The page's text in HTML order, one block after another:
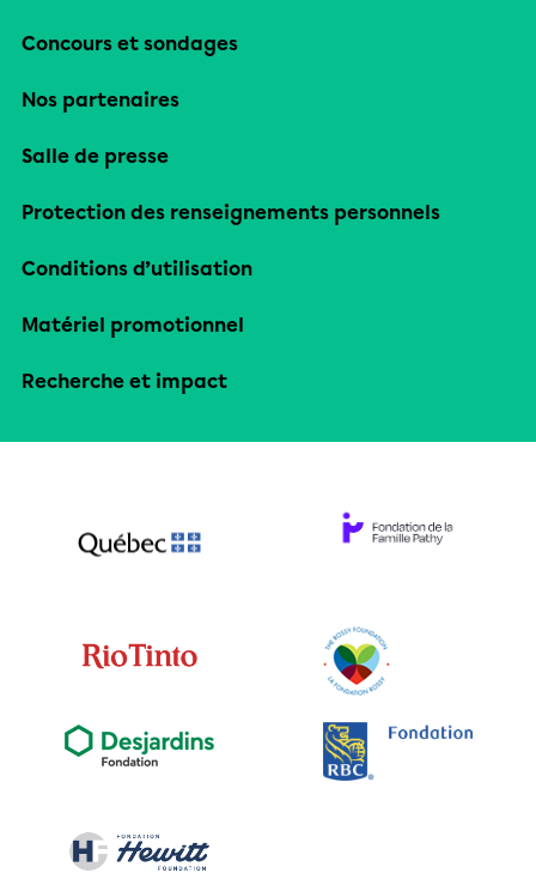
Concours et sondages
Nos partenaires
Salle de presse
Protection des renseignements personnels
Conditions d’utilisation
Matériel promotionnel
Recherche et impact